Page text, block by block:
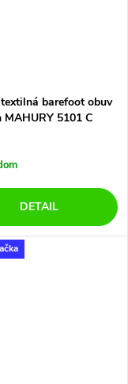
barefoot obuv
MAHURY 5101 C
DETAIL